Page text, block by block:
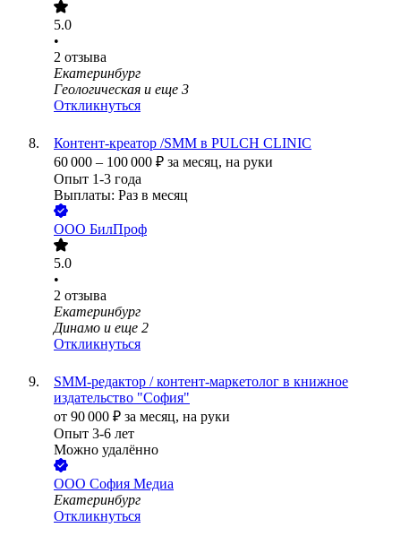
5.0
•
2 отзыва
Екатеринбург
Геологическая и еще 3
Откликнуться
Контент-креатор /SMM в PULCH CLINIC
60 000 – 100 000 ₽ за месяц, на руки
Опыт 1-3 года
Выплаты: Раз в месяц
ООО БилПроф
5.0
•
2 отзыва
Екатеринбург
Динамо и еще 2
Откликнуться
SMM-редактор / контент-маркетолог в книжное
издательство "София"
от 90 000 ₽ за месяц, на руки
Опыт 3-6 лет
Можно удалённо
ООО София Медиа
Екатеринбург
Откликнуться